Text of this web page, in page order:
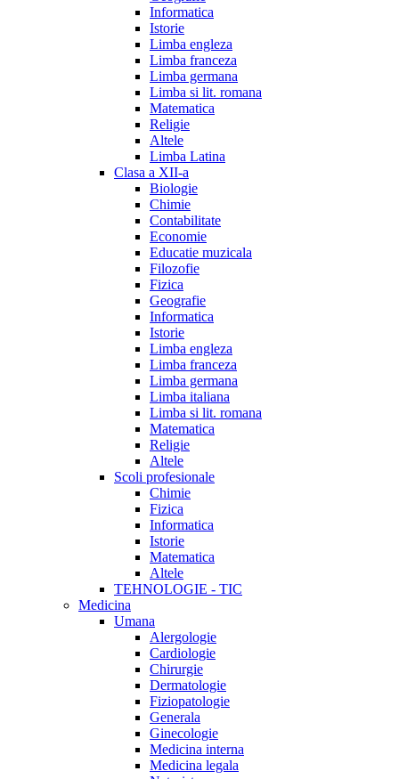
Informatica
Istorie
Limba engleza
Limba franceza
Limba germana
Limba si lit. romana
Matematica
Religie
Altele
Limba Latina
Clasa a XII-a
Biologie
Chimie
Contabilitate
Economie
Educatie muzicala
Filozofie
Fizica
Geografie
Informatica
Istorie
Limba engleza
Limba franceza
Limba germana
Limba italiana
Limba si lit. romana
Matematica
Religie
Altele
Scoli profesionale
Chimie
Fizica
Informatica
Istorie
Matematica
Altele
TEHNOLOGIE - TIC
Medicina
Umana
Alergologie
Cardiologie
Chirurgie
Dermatologie
Fiziopatologie
Generala
Ginecologie
Medicina interna
Medicina legala